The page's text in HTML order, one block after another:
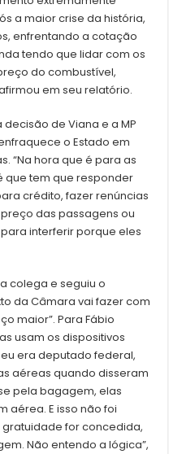
a maior crise da história,
enfrentando a cotação
tendo que lidar com os
do combustível,
em seu relatório.
de Viana e a MP
o Estado em
“Na hora que é para as
que tem que responder
crédito, fazer renúncias
das passagens ou
interferir porque eles
colega e seguiu o
da Câmara vai fazer com
maior”. Para Fábio
usam os dispositivos
era deputado federal,
aéreas quando disseram
pela bagagem, elas
aérea. E isso não foi
for concedida,
Não entendo a lógica”,